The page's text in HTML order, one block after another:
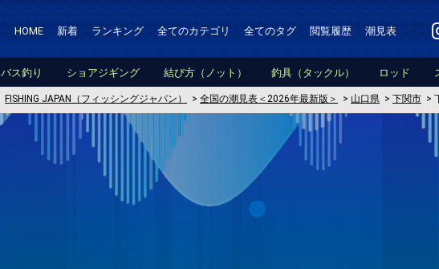
HOME 新着 ランキング 全てのカテゴリ 全てのタグ 閲覧履歴 潮見表
バス釣り ショアジギング 結び方（ノット） 釣具（タックル） ロッド
FISHING JAPAN（フィッシングジャパン） > 全国の潮見表＜2026年最新版＞ > 山口県 > 下関市 >